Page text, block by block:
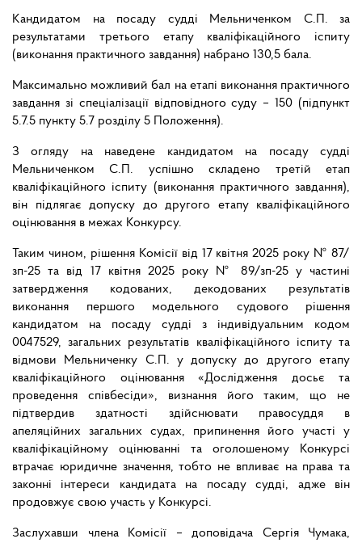
Кандидатом на посаду судді Мельниченком С.П. за
результатами третього етапу кваліфікаційного іспиту
(виконання практичного завдання) набрано 130,5 бала.
Максимально можливий бал на етапі виконання практичного
завдання зі спеціалізації відповідного суду – 150 (підпункт
5.7.5 пункту 5.7 розділу 5 Положення).
З огляду на наведене кандидатом на посаду судді
Мельниченком С.П. успішно складено третій етап
кваліфікаційного іспиту (виконання практичного завдання),
він підлягає допуску до другого етапу кваліфікаційного
оцінювання в межах Конкурсу.
Таким чином, рішення Комісії від 17 квітня 2025 року № 87/
зп-25 та від 17 квітня 2025 року № 89/зп-25 у частині
затвердження кодованих, декодованих результатів
виконання першого модельного судового рішення
кандидатом на посаду судді з індивідуальним кодом
0047529, загальних результатів кваліфікаційного іспиту та
відмови Мельниченку С.П. у допуску до другого етапу
кваліфікаційного оцінювання «Дослідження досьє та
проведення співбесіди», визнання його таким, що не
підтвердив здатності здійснювати правосуддя в
апеляційних загальних судах, припинення його участі у
кваліфікаційному оцінюванні та оголошеному Конкурсі
втрачає юридичне значення, тобто не впливає на права та
законні інтереси кандидата на посаду судді, адже він
продовжує свою участь у Конкурсі.
Заслухавши члена Комісії – доповідача Сергія Чумака,